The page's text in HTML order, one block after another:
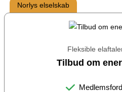
Norlys elselskab
Fleksible
Tilbud om